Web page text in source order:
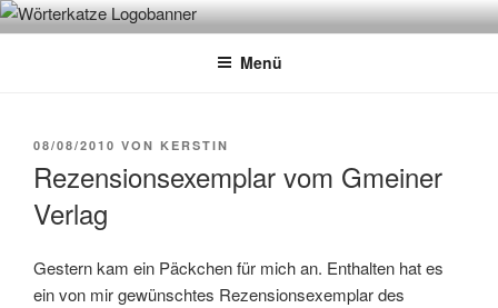
Zum
InhaltWÖRTERKATZE
Von Büchern erzählen
Menü
VERÖFFENTLICHT
08/08/2010 VON KERSTIN
Rezensionsexemplar vom Gmeiner
Verlag
Gestern kam ein Päckchen für mich an. Enthalten hat es
ein von mir gewünschtes Rezensionsexemplar des